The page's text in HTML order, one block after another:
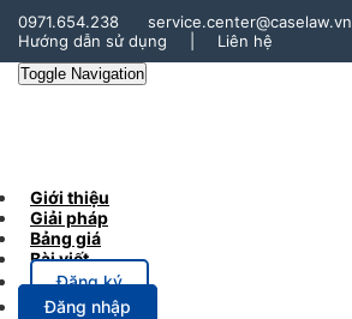
0971.654.238
service.center@caselaw.vn
Hướng dẫn sử dụng
Liên hệ
Toggle Navigation
Giới thiệu
Giải pháp
Bảng giá
Bài viết
Đăng ký
Đăng nhập